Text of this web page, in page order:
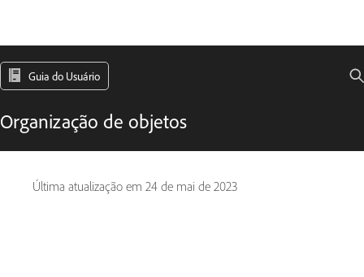
Guia do Usuário
Organização de objetos
Última atualização em 24 de mai de 2023